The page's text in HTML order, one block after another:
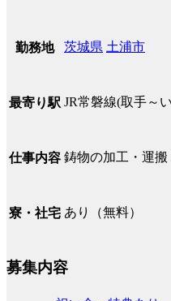
勤務地 茨城県 土浦市
最寄り駅 JR常磐線(取手～
仕事内容 鋳物の加工・運搬
寮・社宅 あり（無料）
募集内容